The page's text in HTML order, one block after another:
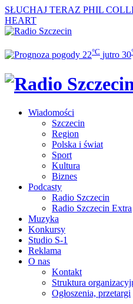
SŁUCHAJ TERAZ PHIL
HEART
22°C jutro 30
Wiadomości
Szczecin
Region
Polska i świat
Sport
Kultura
Biznes
Podcasty
Radio Szczecin
Radio Szczecin Extra
Muzyka
Konkursy
Studio S-1
Reklama
O nas
Kontakt
Struktura
Ogłoszenia, przetargi